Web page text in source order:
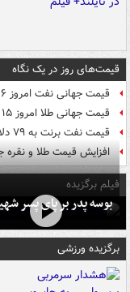
قیمت‌های روز در یک نگاه
قیمت جهانی نفت امروز ۱۶ مرداد
قیمت جهانی طلا امروز ۱۵ مرداد
قیمت نفت برنت به ۷۹ دلار رسید
افزایش قیمت طلا و نقره
فیلم برگزیده
بوسه‌ پدر بر پای پسر
برگزیده ورزشی